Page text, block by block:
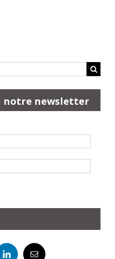
notre newsletter